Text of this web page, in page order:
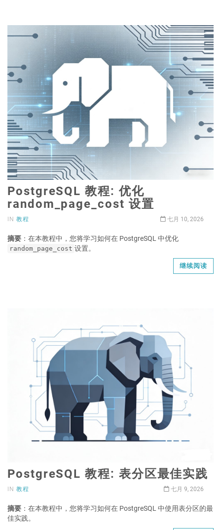
PostgreSQL 教程: 优化
random_page_cost 设置
IN 教程 七月 10, 2026
摘要 ：在本教程中，您将学习如何在 PostgreSQL 中优化
random_page_cost 设置。
继续阅读
PostgreSQL 教程: 表分区最佳实践
IN 教程 七月 9, 2026
摘要 ：在本教程中，您将学习如何在 PostgreSQL 中使用表分区的最
佳实践。